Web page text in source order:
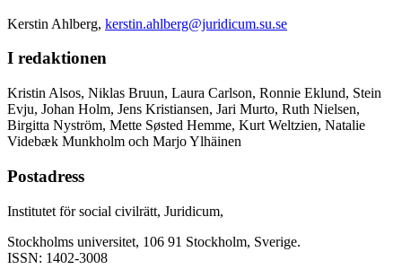
Kerstin Ahlberg, kerstin.ahlberg@juridicum.su.se
I redaktionen
Kristin Alsos, Niklas Bruun, Laura Carlson, Ronnie Eklund, Stein
Evju, Johan Holm, Jens Kristiansen, Jari Murto, Ruth Nielsen,
Birgitta Nyström, Mette Søsted Hemme, Kurt Weltzien, Natalie
Videbæk Munkholm och Marjo Ylhäinen
Postadress
Institutet för social civilrätt, Juridicum,
Stockholms universitet, 106 91 Stockholm, Sverige.
ISSN: 1402-3008